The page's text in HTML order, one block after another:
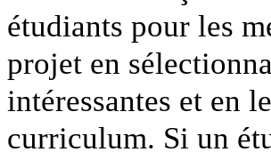
étudiants pour les
projet en
intéressantes et en
curriculum. Si un